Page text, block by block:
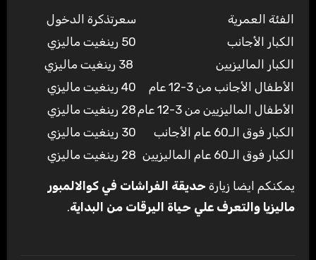
الفئة العمرية
سعرتذكرة الدخول
الكبار الأجانب
50 رينغيت ماليزي
الكبار الماليزيين
الأطفال الأجانب من 3-12 عام
40 رينغيت ماليزي
الأطفال الماليزيين من 3-12 عام
28 رينغيت ماليزي
الكبار فوق الـ60 عام الأجانب
30 رينغيت ماليزي
الكبار فوق الـ60 عام الماليزيين
28 رينغيت ماليزي
يمكنكم ايضا زيارة حديقة الفراشات في كوالالمبور
ماليزيا والتعرف علي حياة اليرقات من البداية.